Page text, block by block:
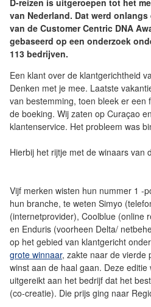
D-reizen is uitgeroepen tot het
van Nederland. Dat werd
van de Customer Centric DNA
gebaseerd op een onderzoek
113 bedrijven.
Een klant over de klantgerichtheid
Denken met je mee. Laatste
van bestemming, toen bleek er een
de boeking. Wij zaten op Curaçao
klantenservice. Het probleem was
Hierbij het rijtje met de winaars van
Vijf merken wisten hun nummer 1 -
hun branche, te weten Simyo
(internetprovider), Coolblue (online
en Enduris (voorheen Delta/
op het gebied van klantgericht
grote winnaar, zakte naar de vierde
winst aan de haal gaan. Deze
uitgereikt aan het bedrijf dat het
(co-creatie). Die prijs ging naar